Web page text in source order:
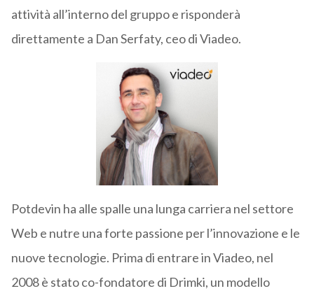
attività all’interno del gruppo e risponderà
direttamente a Dan Serfaty, ceo di Viadeo.
Potdevin ha alle spalle una lunga carriera nel settore
Web e nutre una forte passione per l’innovazione e le
nuove tecnologie. Prima di entrare in Viadeo, nel
2008 è stato co-fondatore di Drimki, un modello